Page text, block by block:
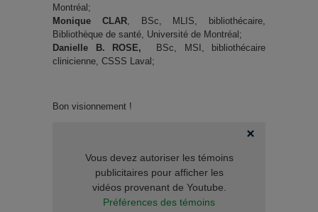
Montréal;
Monique CLAR, BSc, MLIS, bibliothécaire,
Bibliothèque de santé, Université de Montréal;
Danielle B. ROSE, BSc, MSI, bibliothécaire
clinicienne, CSSS Laval;
Bon visionnement !
Vous devez autoriser les témoins
publicitaires pour afficher les
vidéos provenant de Youtube.
Préférences des témoins